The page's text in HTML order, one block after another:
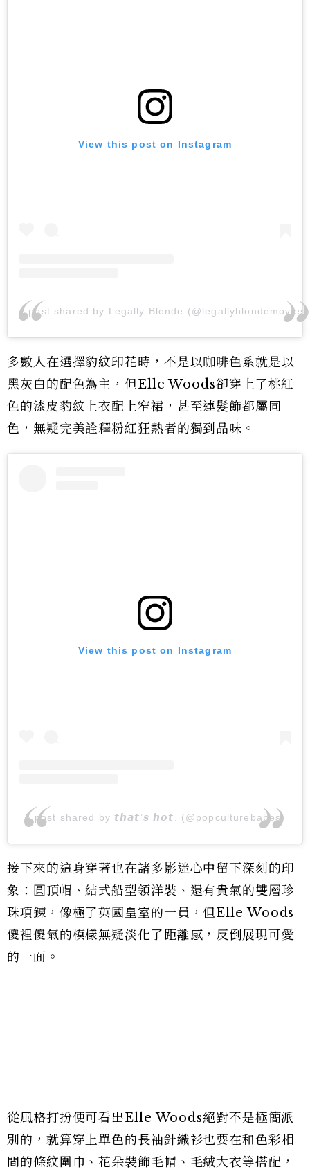
View this post on Instagram
A post shared by Legally Blonde (@legallyblondemovies)
多數人在選擇豹紋印花時，不是以咖啡色系就是以
黑灰白的配色為主，但Elle Woods卻穿上了桃紅
色的漆皮豹紋上衣配上窄裙，甚至連髮飾都屬同
色，無疑完美詮釋粉紅狂熱者的獨到品味。
View this post on Instagram
A post shared by 𝙩𝙝𝙖𝙩’𝙨 𝙝𝙤𝙩. (@popculturebabes)
接下來的這身穿著也在諸多影迷心中留下深刻的印
象：圓頂帽、結式船型領洋裝、還有貴氣的雙層珍
珠項鍊，像極了英國皇室的一員，但Elle Woods
傻裡傻氣的模樣無疑淡化了距離感，反倒展現可愛
的一面。
從風格打扮便可看出Elle Woods絕對不是極簡派
別的，就算穿上單色的長袖針織衫也要在和色彩相
間的條紋圍巾、花朵裝飾毛帽、毛絨大衣等搭配，